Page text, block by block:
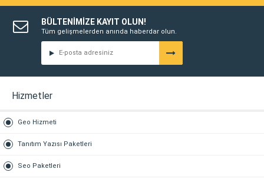
BÜLTENİMİZE KAYIT OLUN!
Tüm gelişmelerden anında haberdar olun.
Hizmetler
Geo Hizmeti
Tanıtım Yazısı Paketleri
Seo Paketleri